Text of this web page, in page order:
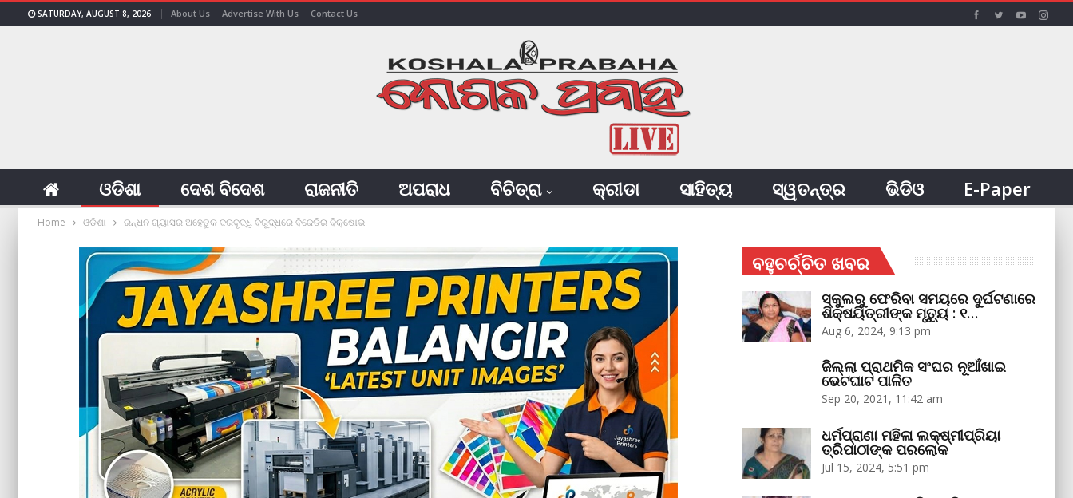
SATURDAY, AUGUST 8, 2026 About Us Advertise With Us Contact Us
ଓଡିଶା ଦେଶ ବିଦେଶ ରାଜନୀତି ଅପରାଧ ବିଚିତ୍ରା କ୍ରୀଡା ସାହିତ୍ୟ ସ୍ୱତନ୍ତ୍ର ଭିଡିଓ E-Paper
Home ଓଡିଶା ରନ୍ଧନ ଗ୍ୟାସର ଅହେତୁକ ଦରବୃଦ୍ଧି ବିରୁଦ୍ଧରେ ବିଜେଡିର ବିକ୍ଷୋଭ
ବହୁଚର୍ଚ୍ଚିତ ଖବର
ସ୍କୁଲରୁ ଫେରିବା ସମୟରେ ଦୁର୍ଘଟଣାରେ
ଶିକ୍ଷୟିତ୍ରୀଙ୍କ ମୃତ୍ୟୁ : ୧…
Aug 6, 2024, 9:13 pm
ଜିଲ୍ଲା ପ୍ରାଥମିକ ସଂଘର ନୂଆଁଖାଇ
ଭେଟଘାଟ ପାଳିତ
Sep 20, 2021, 11:42 am
ଧର୍ମପ୍ରାଣା ମହିଳା ଲକ୍ଷ୍ମୀପ୍ରିୟା
ତ୍ରିପାଠୀଙ୍କ ପରଲୋକ
Jul 15, 2024, 5:51 pm